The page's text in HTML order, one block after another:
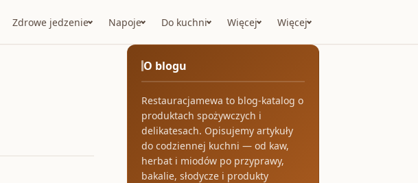
Zdrowe jedzenie Napoje Do kuchni Więcej Więcej
O blogu
Restauracjamewa to blog-katalog o
produktach spożywczych i
delikatesach. Opisujemy artykuły
do codziennej kuchni — od kaw,
herbat i miodów po przyprawy,
bakalie, słodycze i produkty